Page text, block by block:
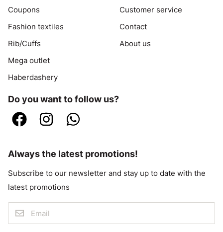
Coupons
Fashion textiles
Rib/Cuffs
Mega outlet
Haberdashery
Customer service
Contact
About us
Do you want to follow us?
Always the latest promotions!
Subscribe to our newsletter and stay up to date with the
latest promotions